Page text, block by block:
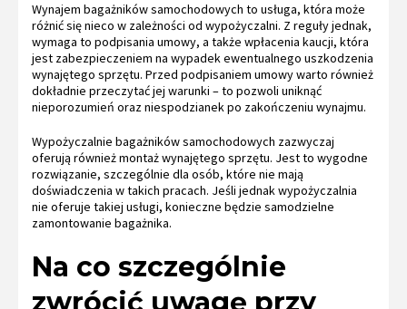
Wynajem bagażników samochodowych to usługa, która może
różnić się nieco w zależności od wypożyczalni. Z reguły jednak,
wymaga to podpisania umowy, a także wpłacenia kaucji, która
jest zabezpieczeniem na wypadek ewentualnego uszkodzenia
wynajętego sprzętu. Przed podpisaniem umowy warto również
dokładnie przeczytać jej warunki – to pozwoli uniknąć
nieporozumień oraz niespodzianek po zakończeniu wynajmu.
Wypożyczalnie bagażników samochodowych zazwyczaj
oferują również montaż wynajętego sprzętu. Jest to wygodne
rozwiązanie, szczególnie dla osób, które nie mają
doświadczenia w takich pracach. Jeśli jednak wypożyczalnia
nie oferuje takiej usługi, konieczne będzie samodzielne
zamontowanie bagażnika.
Na co szczególnie